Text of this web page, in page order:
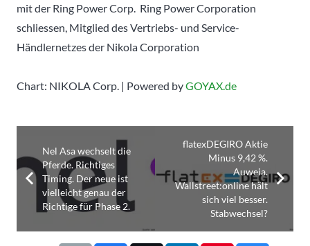
mit der Ring Power Corp. Ring Power Corporation
schliessen, Mitglied des Vertriebs- und Service-
Händlernetzes der Nikola Corporation
Chart: NIKOLA Corp. | Powered byGOYAX.de
Nel Asa wechselt die
Pferde. Richtiges
Timing. Der neue ist
vielleicht genau der
Richtige für Phase 2.
flatexDEGIRO Aktie
Minus 9,42 %.
Auweia.
Wallstreet:online hält
sich viel besser.
Stabwechsel?